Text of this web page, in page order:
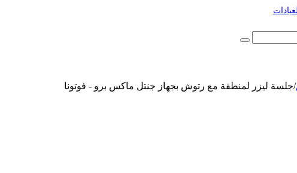
العيادات
/جلسة ليزر لمنطقة مع رتوش بجهاز جنتل ماكس برو - فوتونا